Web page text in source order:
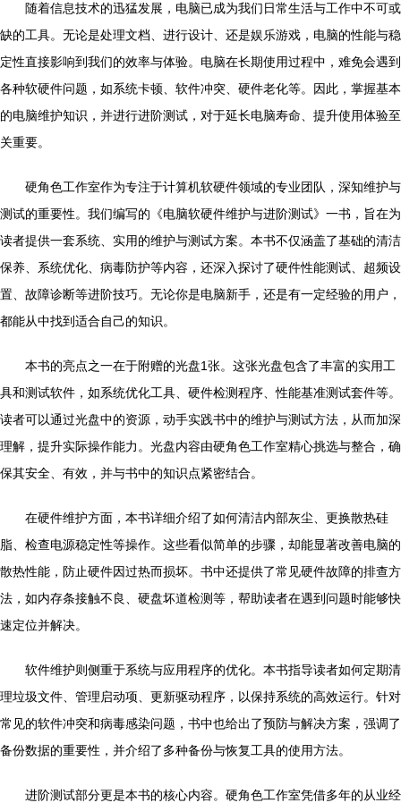
随着信息技术的迅猛发展，电脑已成为我们日常生活与工作中不可或
缺的工具。无论是处理文档、进行设计、还是娱乐游戏，电脑的性能与稳
定性直接影响到我们的效率与体验。电脑在长期使用过程中，难免会遇到
各种软硬件问题，如系统卡顿、软件冲突、硬件老化等。因此，掌握基本
的电脑维护知识，并进行进阶测试，对于延长电脑寿命、提升使用体验至
关重要。
硬角色工作室作为专注于计算机软硬件领域的专业团队，深知维护与
测试的重要性。我们编写的《电脑软硬件维护与进阶测试》一书，旨在为
读者提供一套系统、实用的维护与测试方案。本书不仅涵盖了基础的清洁
保养、系统优化、病毒防护等内容，还深入探讨了硬件性能测试、超频设
置、故障诊断等进阶技巧。无论你是电脑新手，还是有一定经验的用户，
都能从中找到适合自己的知识。
本书的亮点之一在于附赠的光盘1张。这张光盘包含了丰富的实用工
具和测试软件，如系统优化工具、硬件检测程序、性能基准测试套件等。
读者可以通过光盘中的资源，动手实践书中的维护与测试方法，从而加深
理解，提升实际操作能力。光盘内容由硬角色工作室精心挑选与整合，确
保其安全、有效，并与书中的知识点紧密结合。
在硬件维护方面，本书详细介绍了如何清洁内部灰尘、更换散热硅
脂、检查电源稳定性等操作。这些看似简单的步骤，却能显著改善电脑的
散热性能，防止硬件因过热而损坏。书中还提供了常见硬件故障的排查方
法，如内存条接触不良、硬盘坏道检测等，帮助读者在遇到问题时能够快
速定位并解决。
软件维护则侧重于系统与应用程序的优化。本书指导读者如何定期清
理垃圾文件、管理启动项、更新驱动程序，以保持系统的高效运行。针对
常见的软件冲突和病毒感染问题，书中也给出了预防与解决方案，强调了
备份数据的重要性，并介绍了多种备份与恢复工具的使用方法。
进阶测试部分更是本书的核心内容。硬角色工作室凭借多年的从业经